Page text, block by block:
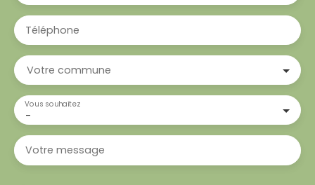
Téléphone
Votre commune
-
Vous souhaitez
Votre message